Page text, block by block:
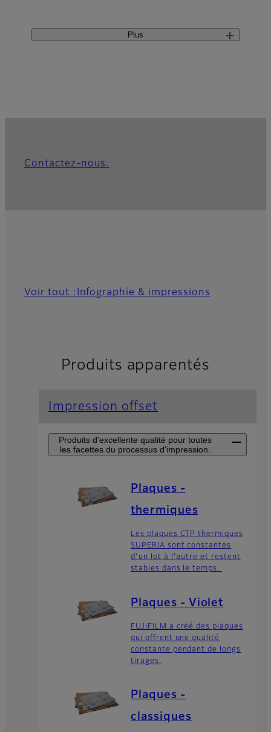
Plus
Contactez-nous.
Voir tout :Infographie & impressions
Produits apparentés
Impression offset
Produits d'excellente qualité pour toutes
les facettes du processus d'impression.
Plaques -
thermiques
Les plaques CTP thermiques
SUPERIA sont constantes
d'un lot à l'autre et restent
stables dans le temps.
Plaques - Violet
FUJIFILM a créé des plaques
qui offrent une qualité
constante pendant de longs
tirages.
Plaques -
classiques